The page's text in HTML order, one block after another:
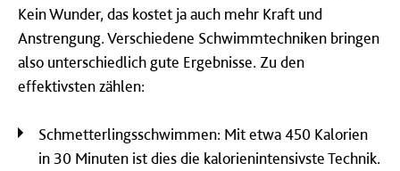
Kein Wunder, das kostet ja auch mehr Kraft und
Anstrengung. Verschiedene Schwimmtechniken bringen
also unterschiedlich gute Ergebnisse. Zu den
effektivsten zählen:
Schmetterlingsschwimmen: Mit etwa 450 Kalorien
in 30 Minuten ist dies die kalorienintensivste Technik.